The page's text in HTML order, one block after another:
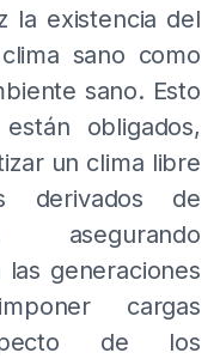
la existencia del
sano como
sano. Esto
obligados,
un clima libre
derivados de
asegurando
generaciones
cargas
de los